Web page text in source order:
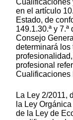
Cualificaciones
en el artículo
Estado, de
149.1.30.ª y
Consejo
determinará los
profesional
Cualificaciones
La Ley 2/2011,
la Ley
de la Ley de